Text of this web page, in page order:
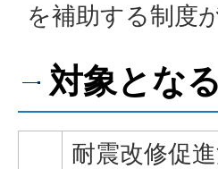
を補助する制度
対象とな
耐震改修促